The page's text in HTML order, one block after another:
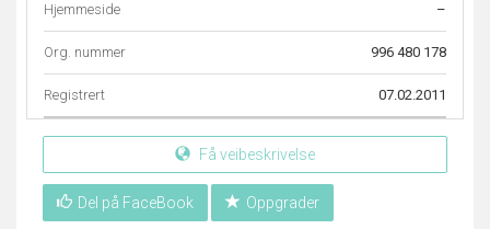
Hjemmeside –
Org. nummer 996 480 178
Registrert 07.02.2011
Få veibeskrivelse
Del på FaceBook Oppgrader